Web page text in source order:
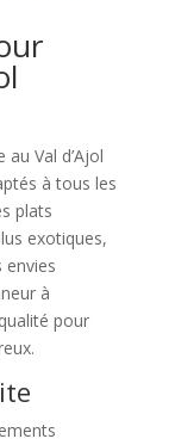
Val d’Ajol
à tous les
plats
exotiques,
à
pour